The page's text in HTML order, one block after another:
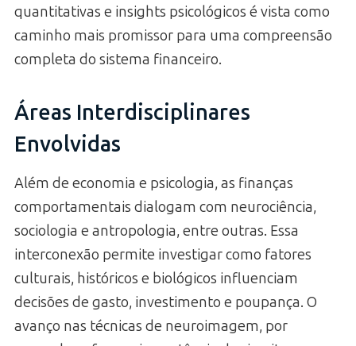
quantitativas e insights psicológicos é vista como
caminho mais promissor para uma compreensão
completa do sistema financeiro.
Áreas Interdisciplinares
Envolvidas
Além de economia e psicologia, as finanças
comportamentais dialogam com neurociência,
sociologia e antropologia, entre outras. Essa
interconexão permite investigar como fatores
culturais, históricos e biológicos influenciam
decisões de gasto, investimento e poupança. O
avanço nas técnicas de neuroimagem, por